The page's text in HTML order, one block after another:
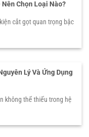
Chọn Loại Nào?
cắt gọt quan trọng bậc
Lý Và Ứng Dụng
không thể thiếu trong hệ